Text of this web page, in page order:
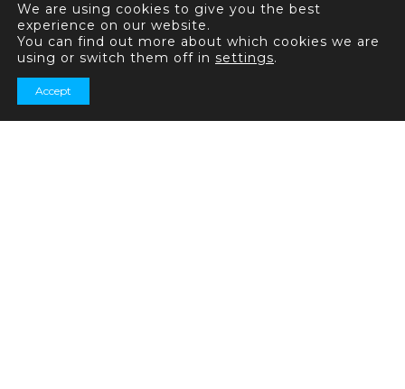
We are using cookies to give you the best
experience on our website.
You can find out more about which cookies we are
using or switch them off in settings.
Accept